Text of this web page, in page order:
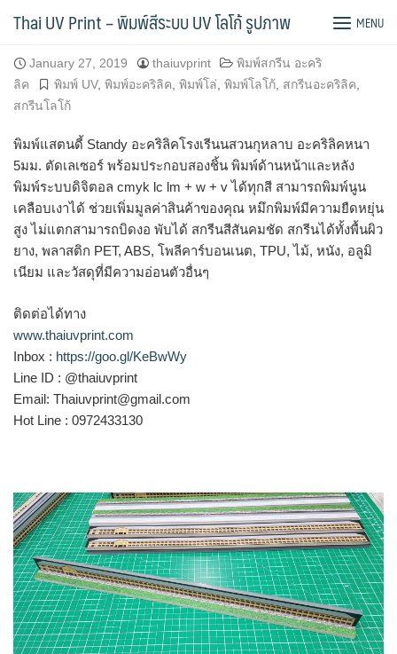
Thai UV Print – พิมพ์สีระบบ UV โลโก้ รูปภาพ MENU
แสตนดี้ อะคริลิคโรงเรีนนสวนกุหลาบ
January 27, 2019 thaiuvprint
พิมพ์สกรีน อะคริ
ลิค
พิมพ์ UV, พิมพ์อะคริลิค พิมพ์โล่ พิมพ์โลโก้ สกรีนอะคริลิค
สกรีนโลโก้
พิมพ์แสตนดี้ Standy อะคริลิคโรงเรีนนสวนกุหลาบ อะคริลิคหนา
5มม. ตัดเลเซอร์ พร้อมประกอบสองชิ้น พิมพ์ด้านหน้าและหลัง
พิมพ์ระบบดิจิตอล cmyk lc lm + w + v ได้ทุกสี สามารถพิมพ์นูน
เคลือบเงาได้ ช่วยเพิ่มมูลค่าสินค้าของคุณ หมึกพิมพ์มีความยืดหยุ่น
สูง ไม่แตกสามารถบิดงอ พับได้ สกรีนสีสันคมชัด สกรีนได้ทั้งพื้นผิว
ยาง, พลาสติก PET, ABS, โพลีคาร์บอนเนต, TPU, ไม้, หนัง, อลูมิ
เนียม และวัสดุที่มีความอ่อนตัวอื่นๆ
ติดต่อได้ทาง
www.thaiuvprint.com
Inbox : https://goo.gl/KeBwWy
Line ID : @thaiuvprint
Email: Thaiuvprint@gmail.com
Hot Line : 0972433130